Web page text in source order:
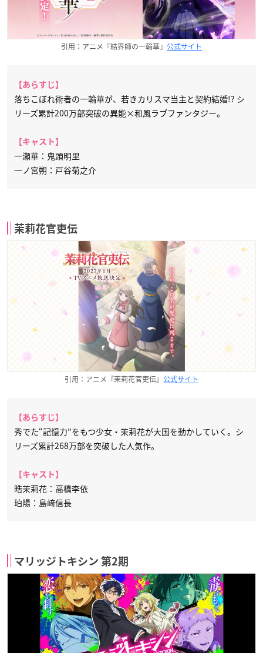
引用：アニメ『結界師の一輪華』 公式サイト
【あらすじ】
落ちこぼれ術者の一輪華が、若きカリスマ当主と契約結婚!? シ
リーズ累計200万部突破の異能×和風ラブファンタジー。
【キャスト】
一瀬華：鬼頭明里
一ノ宮朔：戸谷菊之介
茉莉花官吏伝
引用：アニメ『茉莉花官吏伝』 公式サイト
【あらすじ】
秀でた“記憶力”をもつ少女・茉莉花が大国を動かしていく。シ
リーズ累計268万部を突破した人気作。
【キャスト】
晧茉莉花：高橋李依
珀陽：島﨑信長
マリッジトキシン 第2期